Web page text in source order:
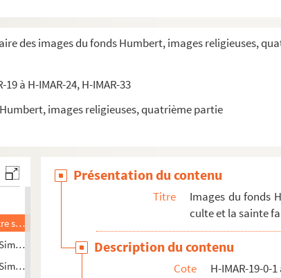
des images du fonds Humbert, images religieuses,
19 à H-IMAR-24, H-IMAR-33
images religieuses, quatrième partie
de Jésus-Christ
saint Jude
et Judas
et Judas
Présentation du contenu
Titre
Images du fonds
culte et la sainte
Description du contenu
Cote
H-IMAR-19-0-